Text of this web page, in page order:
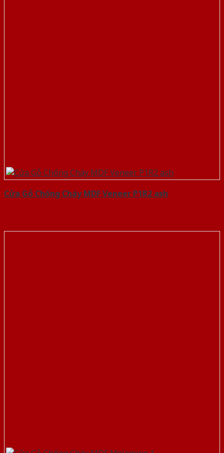
Cửa Gỗ Chống Cháy MDF Veneer P1R2 ash